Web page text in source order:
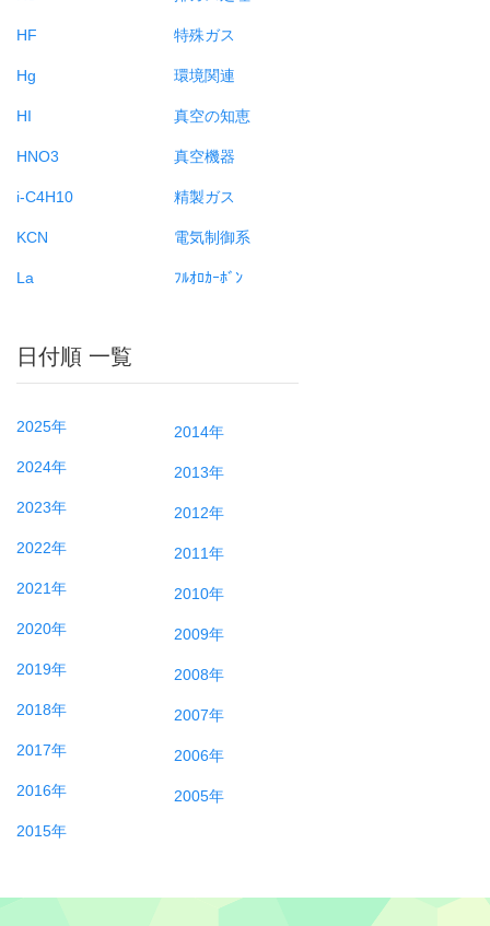
HF
Hg
HI
HNO3
i-C4H10
KCN
La
特殊ガス
環境関連
真空の知恵
真空機器
精製ガス
電気制御系
ﾌﾙｵﾛｶｰﾎﾞﾝ
日付順 一覧
2025年
2024年
2023年
2022年
2021年
2020年
2019年
2018年
2017年
2016年
2015年
2014年
2013年
2012年
2011年
2010年
2009年
2008年
2007年
2006年
2005年